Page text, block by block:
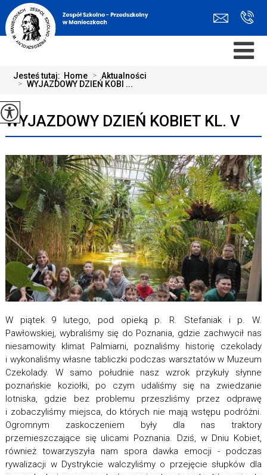
Jesteś tutaj: Home > Aktualności
> WYJAZDOWY DZIEŃ KOBI ...
WYJAZDOWY DZIEŃ KOBIET KL. V
W piątek 9 lutego, pod opieką p. R. Stefaniak i p. W.
Pawłowskiej, wybraliśmy się do Poznania, gdzie zachwycił nas
niesamowity klimat Palmiarni, poznaliśmy historię czekolady
i wykonaliśmy własne tabliczki podczas warsztatów w Muzeum
Czekolady. W samo południe nasz wzrok przykuły słynne
poznańskie koziołki, po czym udaliśmy się na zwiedzanie
lotniska, gdzie bez problemu przeszliśmy przez odprawę
i zobaczyliśmy miejsca, do których nie mają wstępu podróżni.
Ogromnym zaskoczeniem były dla nas traktory
przemieszczające się ulicami Poznania. Dziś, w Dniu Kobiet,
również towarzyszyła nam spora dawka emocji - podczas
rywalizacji w Dystrykcie walczyliśmy o przejęcie słupków dla